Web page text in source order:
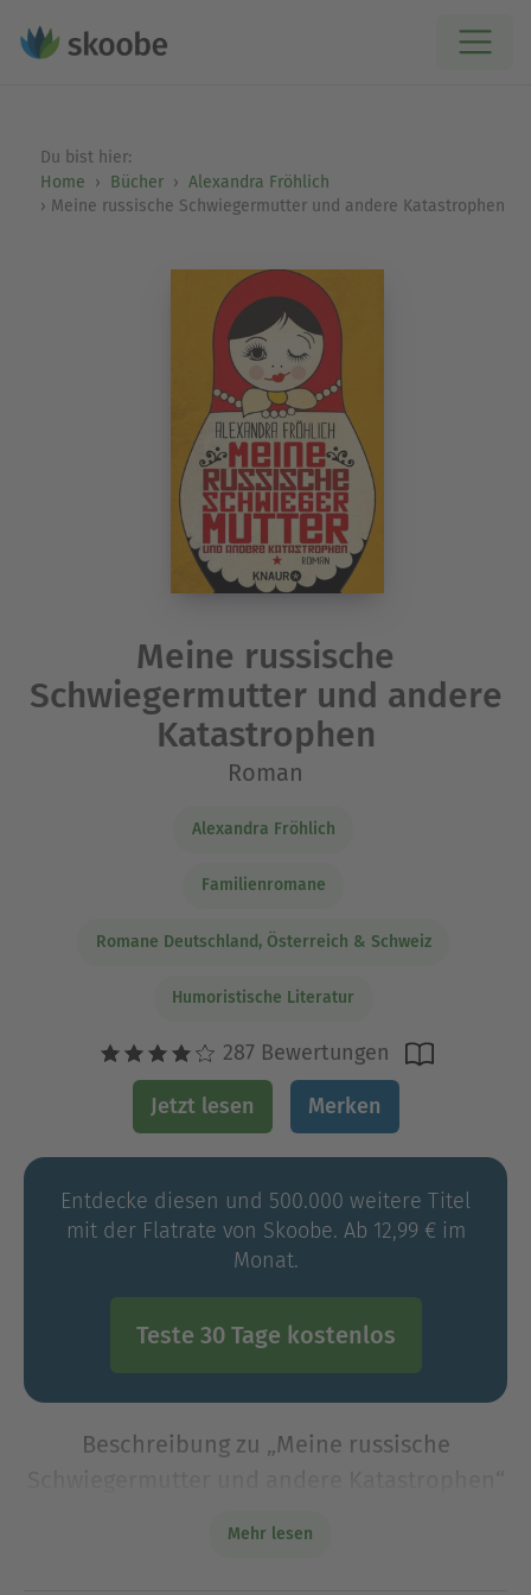
Du bist hier:
Home
Bücher
Alexandra Fröhlich
Meine russische Schwiegermutter und andere Katastrophen
Meine russische
Schwiegermutter und andere
Katastrophen
Roman
Alexandra Fröhlich
Familienromane
Romane Deutschland, Österreich & Schweiz
Humoristische Literatur
287 Bewertungen
Jetzt lesen Merken
Entdecke diesen und 500.000 weitere Titel
mit der Flatrate von Skoobe. Ab 12,99 € im
Monat.
Teste 30 Tage kostenlos
Beschreibung zu „Meine russische
In ihrem SPIEGEL-Bestseller "Meine russische
Mehr lesen